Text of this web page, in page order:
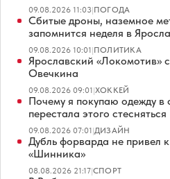
09.08.2026 11:03|ПОГОДА
Сбитые дроны, наземное
запомнится неделя в
09.08.2026 10:01|ПОЛИТИКА
Ярославский «Локомотив»
Овечкина
09.08.2026 09:01|ХОККЕЙ
Почему я покупаю одежду в
перестала этого стесняться
09.08.2026 07:01|ДИЗАЙН
Дубль форварда не привел
«Шинника»
08.08.2026 21:17|СПОРТ